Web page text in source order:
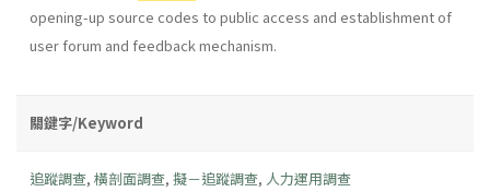
opening-up source codes to public access and establishment of
user forum and feedback mechanism.
關鍵字/Keyword
追蹤調查, 橫剖面調查, 擬－追蹤調查, 人力運用調查